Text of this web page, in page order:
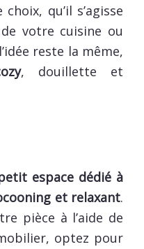
qu’il s’agisse
votre cuisine ou
reste la même,
, douillette et
espace dédié à
et relaxant.
pièce à l’aide de
optez pour